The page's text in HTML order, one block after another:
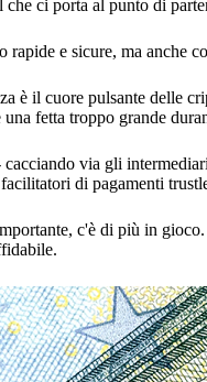
ci porta al punto di
e sicure, ma anche
è il cuore pulsante delle
fetta troppo grande
via gli
di pagamenti
c'è di più in